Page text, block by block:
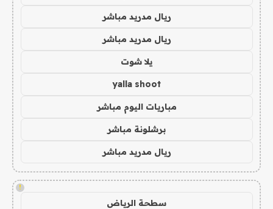
ريال مدريد مباشر
ريال مدريد مباشر
يلا شوت
yalla shoot
مباريات اليوم مباشر
برشلونة مباشر
ريال مدريد مباشر
!
سطحة الرياض